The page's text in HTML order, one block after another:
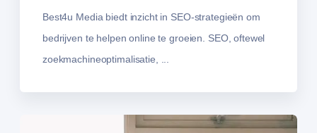
Best4u Media biedt inzicht in SEO-strategieën om
bedrijven te helpen online te groeien. SEO, oftewel
zoekmachineoptimalisatie, ...